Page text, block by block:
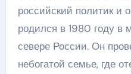
российский политик и
родился в 1980 году в
севере России. Он
небогатой семье, где